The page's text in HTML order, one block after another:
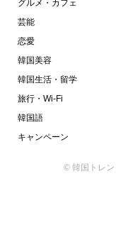
グルメ・カフェ
芸能
恋愛
韓国美容
韓国生活・留学
旅行・Wi-Fi
韓国語
キャンペーン
© 韓国トレ